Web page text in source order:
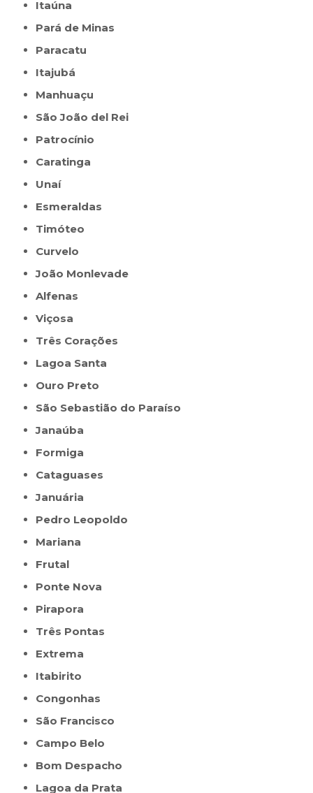
Itaúna
Pará de Minas
Paracatu
Itajubá
Manhuaçu
São João del Rei
Patrocínio
Caratinga
Unaí
Esmeraldas
Timóteo
Curvelo
João Monlevade
Alfenas
Viçosa
Três Corações
Lagoa Santa
Ouro Preto
São Sebastião do Paraíso
Janaúba
Formiga
Cataguases
Januária
Pedro Leopoldo
Mariana
Frutal
Ponte Nova
Pirapora
Três Pontas
Extrema
Itabirito
Congonhas
São Francisco
Campo Belo
Bom Despacho
Lagoa da Prata